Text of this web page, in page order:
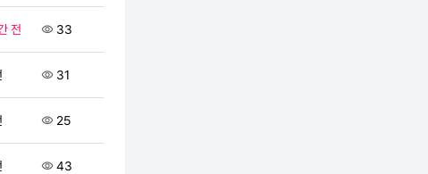
전 33
31
25
43